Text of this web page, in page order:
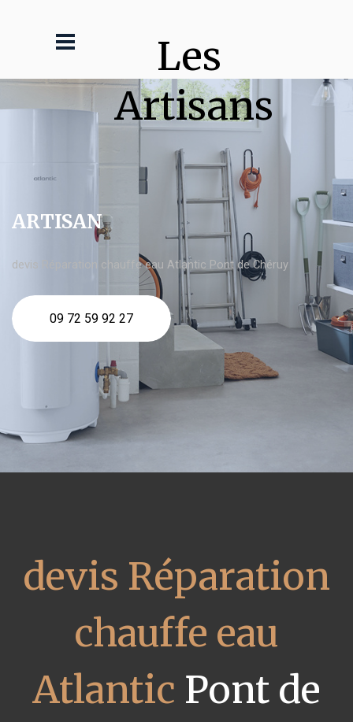
Les
Artisans
ARTISAN
devis Réparation chauffe eau Atlantic Pont de Chéruy
09 72 59 92 27
devis Réparation
chauffe eau
Atlantic Pont de